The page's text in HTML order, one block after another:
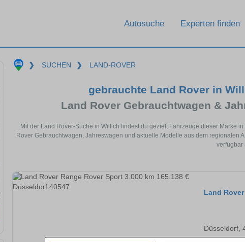
Autosuche Experten finden
❯ SUCHEN ❯ LAND-ROVER
gebrauchte Land Rover in
Land Rover Gebrauchtwagen &
Mit der Land Rover-Suche in Willich findest du gezielt Fahrzeuge dieser Marke
Rover Gebrauchtwagen, Jahreswagen und aktuelle Modelle aus dem regionalen
verfügbar
Land
Düsseldorf,